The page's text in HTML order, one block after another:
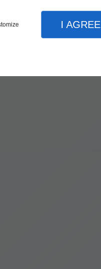
I AGREE